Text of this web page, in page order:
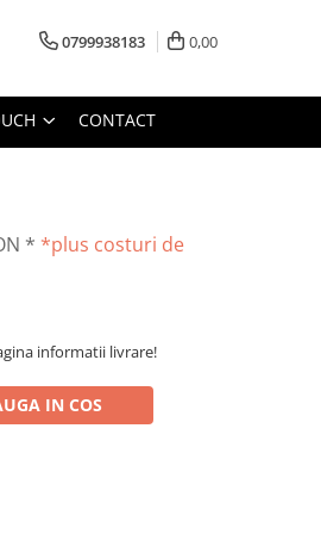
0799938183 0,00
CONTACT
* *plus costuri de
informatii livrare!
IN COS